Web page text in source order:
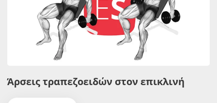
Άρσεις τραπεζοειδών στον επικλινή